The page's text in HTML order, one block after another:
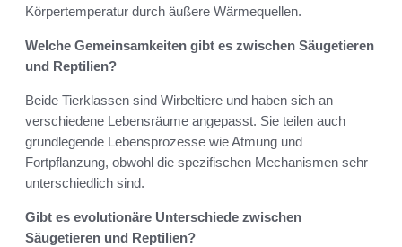
Körpertemperatur durch äußere Wärmequellen.
Welche Gemeinsamkeiten gibt es zwischen Säugetieren
und Reptilien?
Beide Tierklassen sind Wirbeltiere und haben sich an
verschiedene Lebensräume angepasst. Sie teilen auch
grundlegende Lebensprozesse wie Atmung und
Fortpflanzung, obwohl die spezifischen Mechanismen sehr
unterschiedlich sind.
Gibt es evolutionäre Unterschiede zwischen
Säugetieren und Reptilien?